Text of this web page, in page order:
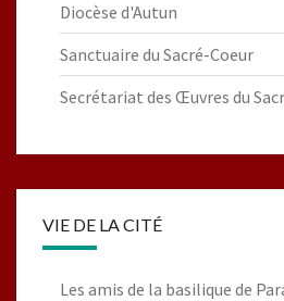
Diocèse d'Autun
Sanctuaire du Sacré-Coeur
Secrétariat des Œuvres du
VIE DE LA CITÉ
Les amis de la basilique de